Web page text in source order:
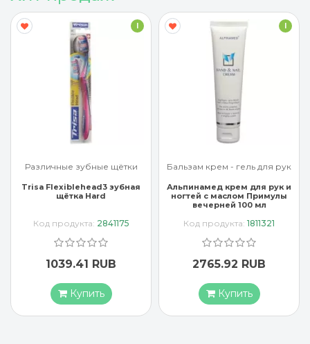
Различные зубные щётки
Trisa Flexiblehead3 зубная
щётка Hard
Код продукта: 2841175
1039.41 RUB
Купить
Бальзам крем - гель для рук
Альпинамед крем для рук и
ногтей с маслом Примулы
вечерней 100 мл
Код продукта: 1811321
2765.92 RUB
Купить